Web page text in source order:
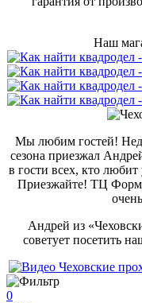
Наш
Мы любим гостей!
сезона приезжал
в гости всех, кто
Приезжайте! ТЦ
Андрей из
советует посетить
0